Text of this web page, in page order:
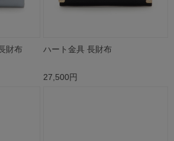
財布 ハート金具 長財布
27,500円